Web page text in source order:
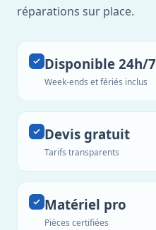
réparations sur place.
Disponible 24h/7
Week-ends et fériés inclus
Devis gratuit
Tarifs transparents
Matériel pro
Pièces certifiées